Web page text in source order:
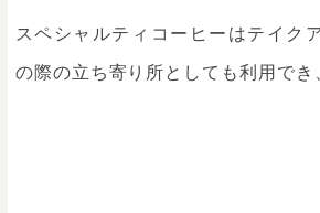
スペシャルティコーヒーはテイク
の際の立ち寄り所としても利用でき